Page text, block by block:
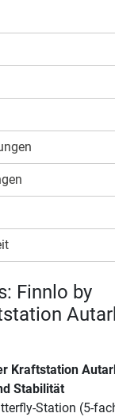
Finnlo by
Kraftstation
Stabilität
Station (5-